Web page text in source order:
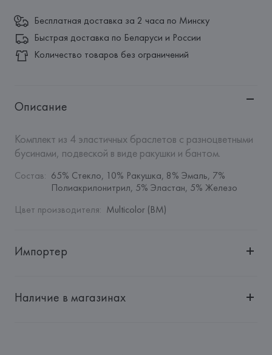
Бесплатная доставка за 2 часа по Минску
Быстрая доставка по Беларуси и России
Количество товаров без ограничений
Описание
Комплект из 4 эластичных браслетов с разноцветными
бусинами, подвеской в виде ракушки и бантом.
Состав: 65% Стекло, 10% Ракушка, 8% Эмаль, 7%
Полиакрилонитрил, 5% Эластан, 5% Железо
Цвет производителя: Multicolor (BM)
Импортер
"БелВиринея"
Наличие в магазинах